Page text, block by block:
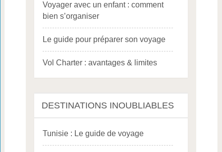
Voyager avec un enfant : comment
bien s’organiser
Le guide pour préparer son voyage
Vol Charter : avantages & limites
DESTINATIONS INOUBLIABLES
Tunisie : Le guide de voyage